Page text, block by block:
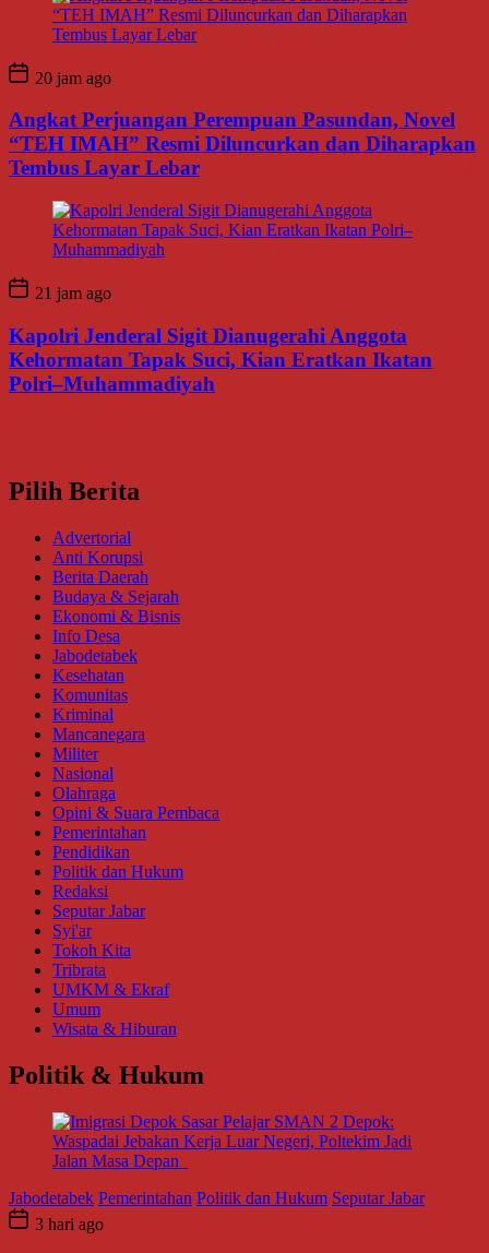
20 jam ago
Angkat Perjuangan Perempuan Pasundan, Novel
“TEH IMAH” Resmi Diluncurkan dan Diharapkan
Tembus Layar Lebar
21 jam ago
Kapolri Jenderal Sigit Dianugerahi Anggota
Kehormatan Tapak Suci, Kian Eratkan Ikatan
Polri–Muhammadiyah
Pilih Berita
Advertorial
Anti Korupsi
Berita Daerah
Budaya & Sejarah
Ekonomi & Bisnis
Info Desa
Jabodetabek
Kesehatan
Komunitas
Kriminal
Mancanegara
Militer
Nasional
Olahraga
Opini & Suara Pembaca
Pemerintahan
Pendidikan
Politik dan Hukum
Redaksi
Seputar Jabar
Syi'ar
Tokoh Kita
Tribrata
UMKM & Ekraf
Umum
Wisata & Hiburan
Politik & Hukum
Jabodetabek Pemerintahan Politik dan Hukum Seputar Jabar
3 hari ago